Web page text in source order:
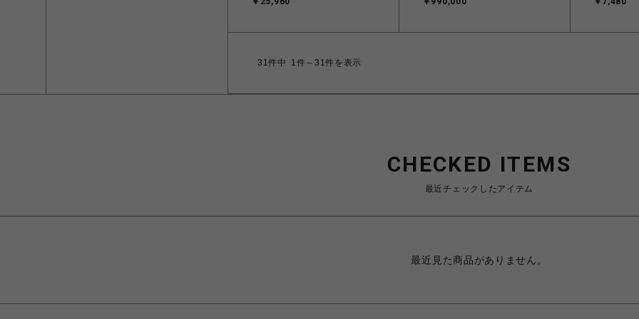
31件中 1件～31件を表示
CHECKED ITEMS
最近チェックしたアイテム
最近見た商品がありません。